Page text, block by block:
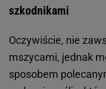
szkodnikami
Oczywiście, nie
mszycami, jednak
sposobem